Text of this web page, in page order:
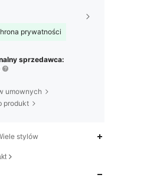
prywatności
sprzedawca:
umownych
produkt
stylów